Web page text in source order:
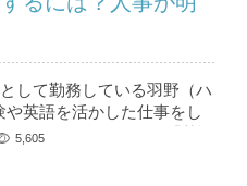
して勤務している羽野（ハ
や英語を活かした仕事をし
験を活かして～」や「英語
5,605